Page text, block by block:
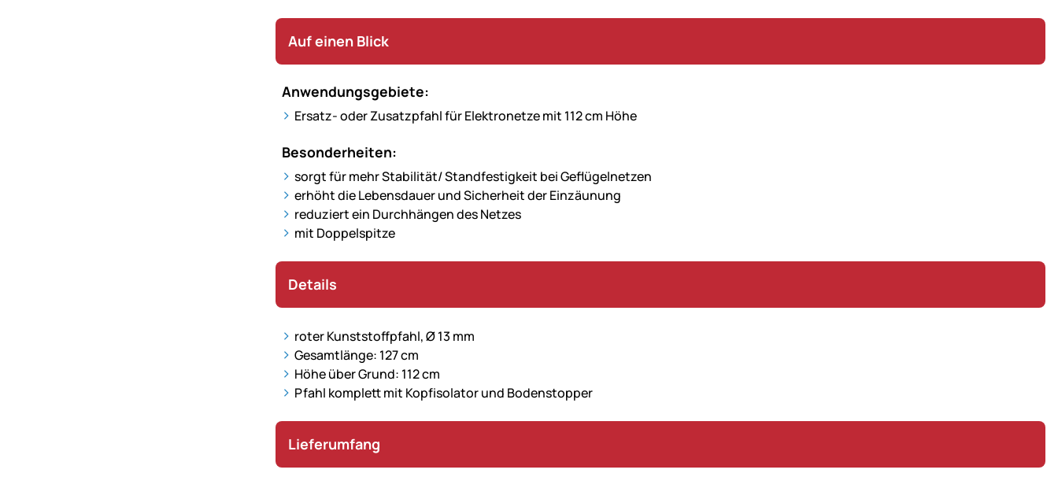
Auf einen Blick
Anwendungsgebiete:
Ersatz- oder Zusatzpfahl für Elektronetze mit 112 cm Höhe
Besonderheiten:
sorgt für mehr Stabilität/ Standfestigkeit bei Geflügelnetzen
erhöht die Lebensdauer und Sicherheit der Einzäunung
reduziert ein Durchhängen des Netzes
mit Doppelspitze
Details
roter Kunststoffpfahl, Ø 13 mm
Gesamtlänge: 127 cm
Höhe über Grund: 112 cm
Pfahl komplett mit Kopfisolator und Bodenstopper
Lieferumfang